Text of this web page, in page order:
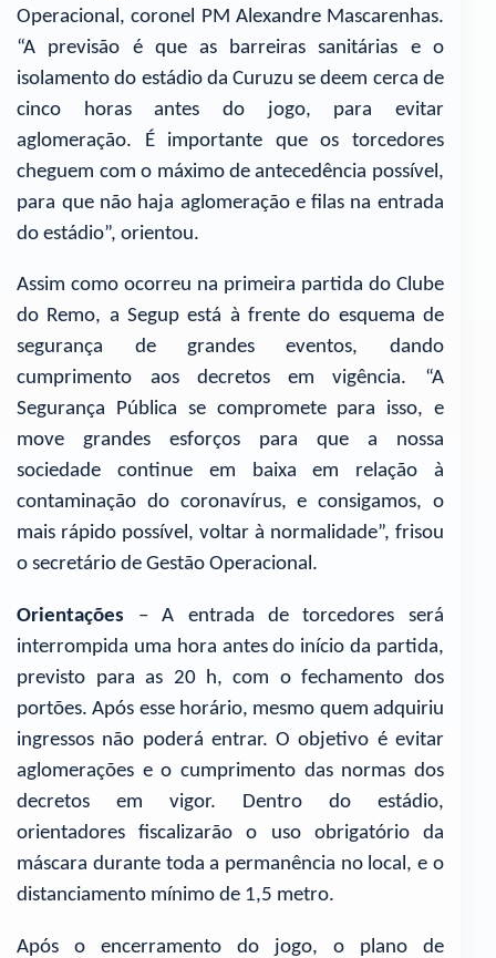
Operacional, coronel PM Alexandre Mascarenhas.
“A previsão é que as barreiras sanitárias e o
isolamento do estádio da Curuzu se deem cerca de
cinco horas antes do jogo, para evitar
aglomeração. É importante que os torcedores
cheguem com o máximo de antecedência possível,
para que não haja aglomeração e filas na entrada
do estádio”, orientou.
Assim como ocorreu na primeira partida do Clube
do Remo, a Segup está à frente do esquema de
segurança de grandes eventos, dando
cumprimento aos decretos em vigência. “A
Segurança Pública se compromete para isso, e
move grandes esforços para que a nossa
sociedade continue em baixa em relação à
contaminação do coronavírus, e consigamos, o
mais rápido possível, voltar à normalidade”, frisou
o secretário de Gestão Operacional.
Orientações – A entrada de torcedores será
interrompida uma hora antes do início da partida,
previsto para as 20 h, com o fechamento dos
portões. Após esse horário, mesmo quem adquiriu
ingressos não poderá entrar. O objetivo é evitar
aglomerações e o cumprimento das normas dos
decretos em vigor. Dentro do estádio,
orientadores fiscalizarão o uso obrigatório da
máscara durante toda a permanência no local, e o
distanciamento mínimo de 1,5 metro.
Após o encerramento do jogo, o plano de